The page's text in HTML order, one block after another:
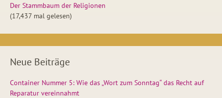
Der Stammbaum der Religionen
(17,437 mal gelesen)
Neue Beiträge
Container Nummer 5: Wie das „Wort zum Sonntag“ das Recht auf
Reparatur vereinnahmt